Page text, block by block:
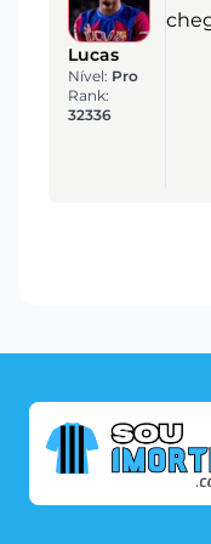
Lucas
Nível: Pro
Rank:
32336